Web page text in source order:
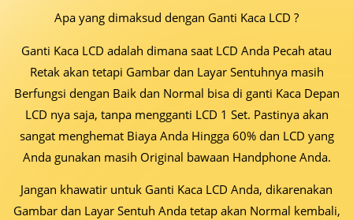
Apa yang dimaksud dengan Ganti Kaca LCD ?
Ganti Kaca LCD adalah dimana saat LCD Anda Pecah atau
Retak akan tetapi Gambar dan Layar Sentuhnya masih
Berfungsi dengan Baik dan Normal bisa di ganti Kaca Depan
LCD nya saja, tanpa mengganti LCD 1 Set. Pastinya akan
sangat menghemat Biaya Anda Hingga 60% dan LCD yang
Anda gunakan masih Original bawaan Handphone Anda.
Jangan khawatir untuk Ganti Kaca LCD Anda, dikarenakan
Gambar dan Layar Sentuh Anda tetap akan Normal kembali,